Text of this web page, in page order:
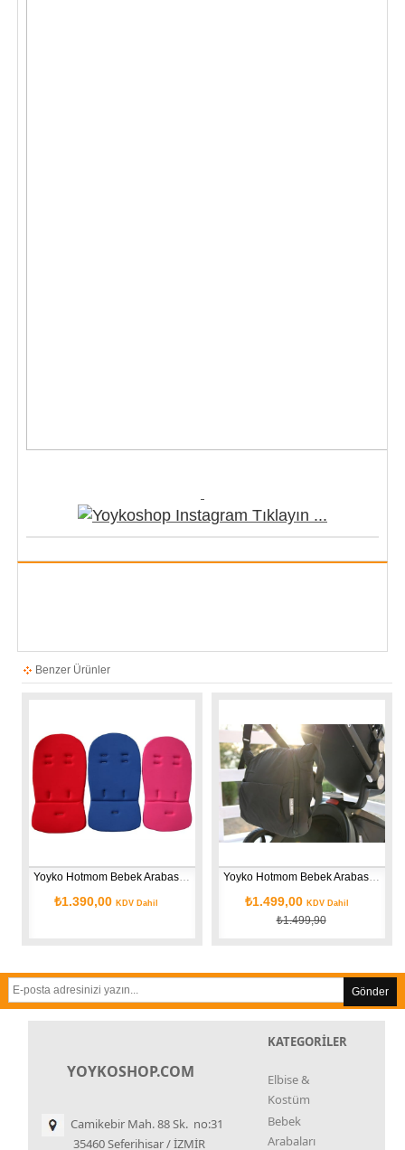
Benzer Ürünler
Yoyko Hotmom Bebek Arabası Pedi ve Portbebe Pedi
₺1.390,00KDV Dahil
Yoyko Hotmom Bebek Arabası Çantası Orjinal
₺1.499,00 KDV Dahil
₺1.499,90
Gönder
YOYKOSHOP.COM
Camikebir Mah. 88 Sk. no:31
35460 Seferihisar / İZMİR
KATEGORİLER
Elbise &
Kostüm
Bebek
Arabaları